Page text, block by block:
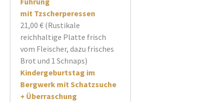
mit Tzscherperessen
21,00 € (Rustikale
reichhaltige Platte frisch
vom Fleischer, dazu frisches
Brot und 1 Schnaps)
Kindergeburtstag im
Bergwerk mit Schatzsuche
+ Überraschung